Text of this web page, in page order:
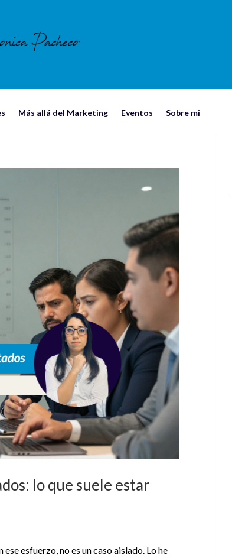
Más allá del Marketing Eventos Sobre mi
lo que suele estar
esfuerzo, no es un caso aislado. Lo he